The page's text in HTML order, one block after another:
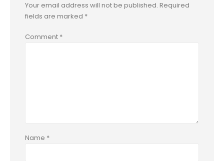
Your email address will not be published. Required
fields are marked *
Comment *
Name *